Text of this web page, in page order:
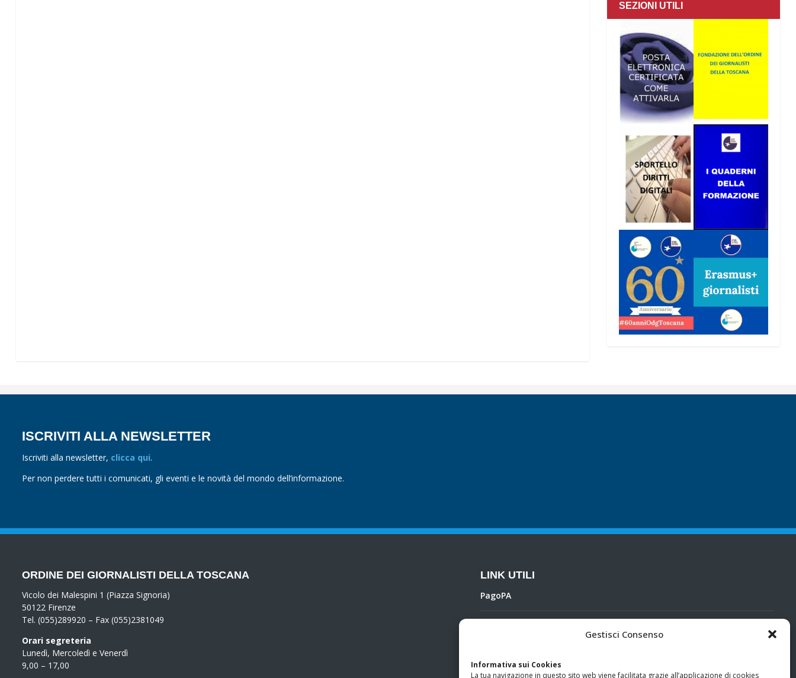
Gestisci Consenso
Informativa sui Cookies
La tua navigazione in questo sito web viene facilitata grazie all’applicazione di cookies
SEZIONI UTILI
ISCRIVITI ALLA NEWSLETTER
Iscriviti alla newsletter, clicca qui.
Per non perdere tutti i comunicati, gli eventi e le novità del mondo dell’informazione.
ORDINE DEI GIORNALISTI DELLA TOSCANA
Vicolo dei Malespini 1 (Piazza Signoria)
50122 Firenze
Tel. (055)289920 – Fax (055)2381049
Orari segreteria
Lunedì, Mercoledì e Venerdì
9,00 – 17,00
LINK UTILI
PagoPA